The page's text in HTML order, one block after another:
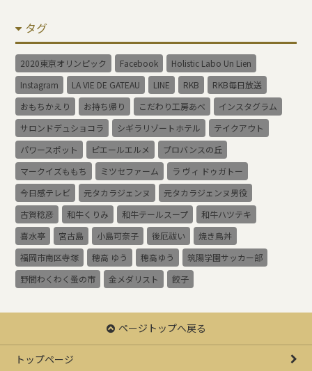
タグ
2020東京オリンピック Facebook
Holistic Labo Un Lien
Instagram
LA VIE DE GATEAU LINE RKB
RKB毎日放送
おもちかえり
お持ち帰り こだわり工房あべ
インスタグラム
サロンドデュショコラ
シギラリゾートホテル
テイクアウト
パワースポット
ピエールエルメ
プロバンスの丘
マークイズももち
ミツセファーム
ラ ヴィ ドゥガトー
今日感テレビ
元タカラジェンヌ
元タカラジェンヌ男役
古賀稔彦
和牛くりみ 和牛テールスープ
和牛ハツテキ
喜水亭
宮古島 小島可奈子 後厄祓い
焼き鳥丼
福岡市南区寺塚
穂高 ゆう 穂高ゆう
筑陽学園サッカー部
野間わくわく蚤の市
金メダリスト 餃子
ページトップへ戻る
トップページ